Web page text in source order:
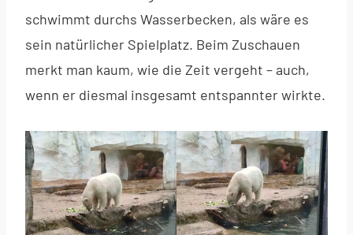
schwimmt durchs Wasserbecken, als wäre es
sein natürlicher Spielplatz. Beim Zuschauen
merkt man kaum, wie die Zeit vergeht – auch,
wenn er diesmal insgesamt entspannter wirkte.